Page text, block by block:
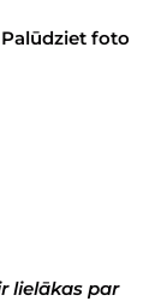
foto
lielākas par